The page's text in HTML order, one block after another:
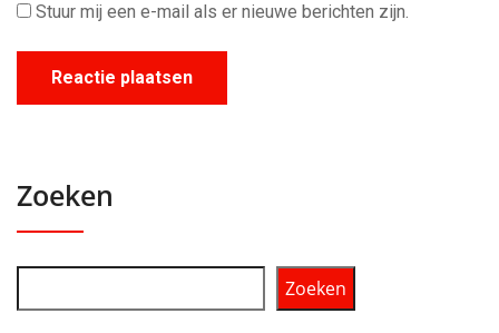
Stuur mij een e-mail als er nieuwe berichten zijn.
Zoeken
Zoeken